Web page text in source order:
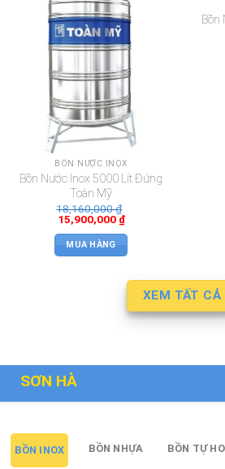
BỒN NƯỚC INOX
Bồn Nước Inox 5000 Lít Đứng
Toàn Mỹ
18,160,000₫
15,900,000 ₫
MUA HÀNG
Bồn
XEM TẤT CẢ
SƠN HÀ
BỒN INOX BỒN NHỰA BỒN TỰ